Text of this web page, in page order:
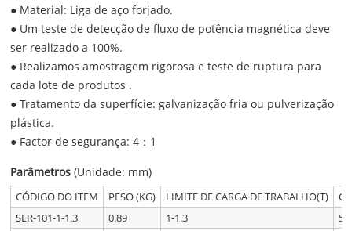
● Material: Liga de aço forjado.
● Um teste de detecção de fluxo de potência magnética deve
ser realizado a 100%.
● Realizamos amostragem rigorosa e teste de ruptura para
cada lote de produtos .
● Tratamento da superfície: galvanização fria ou pulverização
plástica.
● Factor de segurança: 4：1
Parâmetros (Unidade: mm)
CÓDIGO DO ITEM PESO (KG) LIMITE DE CARGA DE TRABALHO(T)
SLR-101-1-1.3
0.89 1-1.3
5.2